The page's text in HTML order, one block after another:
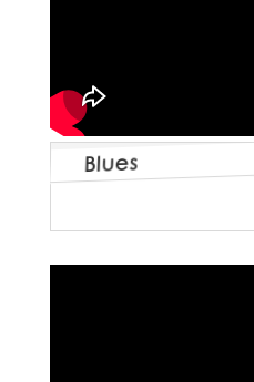
Blues